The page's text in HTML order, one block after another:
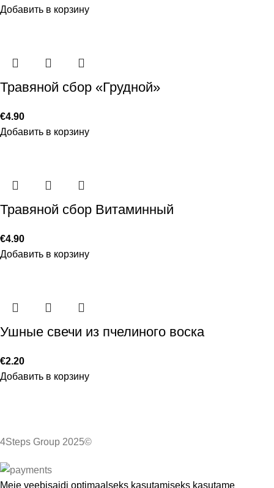
Добавить в корзину
Травяной сбор «Грудной»
€4.90
Добавить в корзину
Травяной сбор Витаминный
€4.90
Добавить в корзину
Ушные свечи из пчелиного воска
€2.20
Добавить в корзину
4Steps Group 2025©
Meie veebisaidi optimaalseks kasutamiseks kasutame